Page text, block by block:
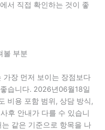
서 직접 확인하는 것이 좋
볼 부분
가장 먼저 보이는 장점보다
습니다. 2026년06월18일
비용 포함 범위, 상담 방식,
후 안내가 다를 수 있습니
같은 기준으로 항목을 나